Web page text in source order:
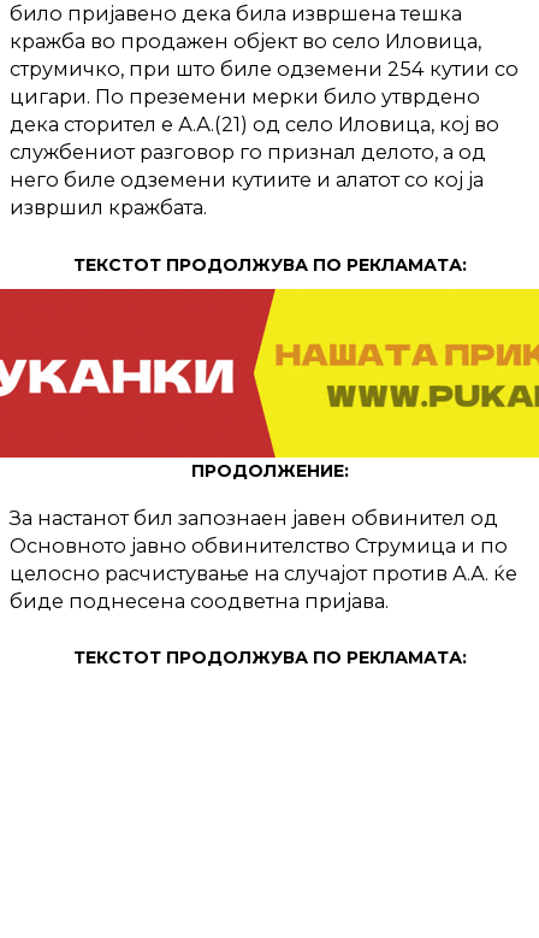
било пријавено дека била извршена тешка
кражба во продажен објект во село Иловица,
струмичко, при што биле одземени 254 кутии со
цигари. По преземени мерки било утврдено
дека сторител е А.А.(21) од село Иловица, кој во
службениот разговор го признал делото, а од
него биле одземени кутиите и алатот со кој ја
извршил кражбата.
ТЕКСТОТ ПРОДОЛЖУВА ПО РЕКЛАМАТА:
ПРОДОЛЖЕНИЕ:
За настанот бил запознаен јавен обвинител од
Основното јавно обвинителство Струмица и по
целосно расчистување на случајот против А.А. ќе
биде поднесена соодветна пријава.
ТЕКСТОТ ПРОДОЛЖУВА ПО РЕКЛАМАТА: